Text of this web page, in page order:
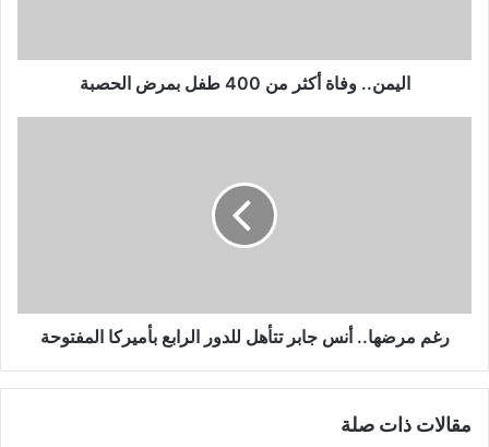
اليمن.. وفاة أكثر من 400 طفل بمرض الحصبة
المفتوحة
رغم مرضها.. أنس جابر تتأهل للدور الرابع بأميركا المفتوحة
مقالات ذات صلة